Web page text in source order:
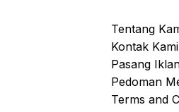
Tentang
Kontak Kami
Pasang
Pedoman
Terms and